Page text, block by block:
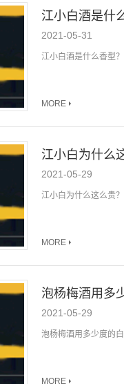
江小白酒是什
2021-05-31
江小白酒是什么香型
MORE
江小白为什么
2021-05-29
江小白为什么这么贵
MORE
泡杨梅酒用多
2021-05-29
泡杨梅酒用多少度的
MORE